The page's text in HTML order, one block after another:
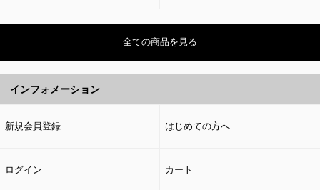
全ての商品を見る
インフォメーション
新規会員登録 はじめての方へ
ログイン カート